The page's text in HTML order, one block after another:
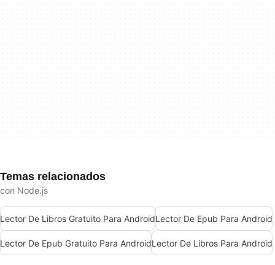
Temas relacionados
con Node.js
Lector De Libros Gratuito Para AndroidLector De Epub Para Android
Lector De Epub Gratuito Para AndroidLector De Libros Para Android